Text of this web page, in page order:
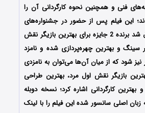
فنی و همچنین نحوه کارگردانی آن را
این فیلم پس از حضور در جشنواره‌های
بین‌المللی متعدد موفق شد برنده 2 جایزه برای بهترین بازیگر نقش
سینگ و بهترین چهره‌پردازی شده و نامزد
دیگر نیز شود که از میان آن‌ها می‌توان به نامزدی
بازیگر نقش اول مرد، بهترین طراحی
بهترین کارگردانی اشاره کرد؛ نسخه دوبله
اصلی سانسور شده این فیلم را با لینک